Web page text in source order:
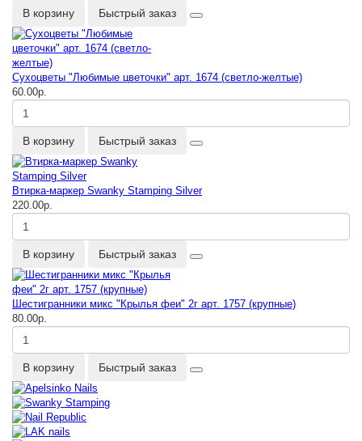
В корзину Быстрый заказ
Сухоцветы "Любимые цветочки" арт. 1674 (светло-желтые)
60.00р.
В корзину Быстрый заказ
Втирка-маркер Swanky Stamping Silver
220.00р.
В корзину Быстрый заказ
Шестигранники микс "Крылья феи" 2г арт. 1757 (крупные)
80.00р.
В корзину Быстрый заказ